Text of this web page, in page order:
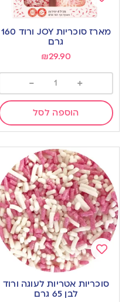
Add
to
מארז סוכריות JOY ורוד 160
גרם
₪29.90
+
-
הוספה לסל
to
סוכריות אטריות לעוגה ורוד
לבן 65 גרם